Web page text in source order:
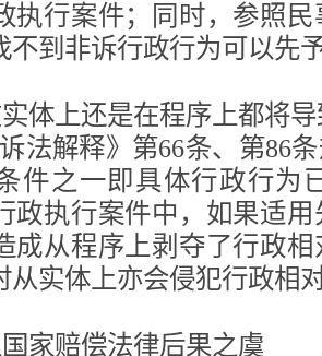
执行案件；同时，参照
不到非诉行政行为可以先
体上还是在程序上都将
法解释》第66条、第86
件之一即具体行政行为
政执行案件中，如果适
成从程序上剥夺了行政
从实体上亦会侵犯行政相
家赔偿法律后果之虞